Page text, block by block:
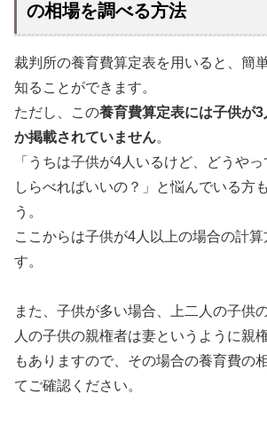
の相場を調べる方法
裁判所の養育費算定表を用いると、簡
知ることができます。
ただし、この養育費算定表には子供が
か掲載されていません。
「うちは子供が4人いるけど、どうや
しらべればいいの？」と悩んでいる方
う。
ここからは子供が4人以上の場合の計算
す。
また、子供が多い場合、上二人の子供
人の子供の親権者は妻というように親
もありますので、その場合の養育費の
てご確認ください。